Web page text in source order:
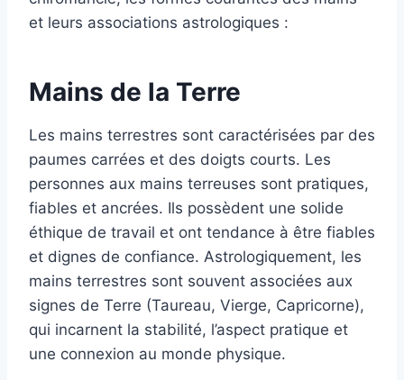
et leurs associations astrologiques :
Mains de la Terre
Les mains terrestres sont caractérisées par des
paumes carrées et des doigts courts. Les
personnes aux mains terreuses sont pratiques,
fiables et ancrées. Ils possèdent une solide
éthique de travail et ont tendance à être fiables
et dignes de confiance. Astrologiquement, les
mains terrestres sont souvent associées aux
signes de Terre (Taureau, Vierge, Capricorne),
qui incarnent la stabilité, l’aspect pratique et
une connexion au monde physique.